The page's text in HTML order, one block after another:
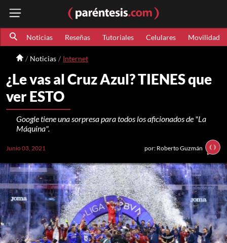
Noticias Reseñas Tutoriales Celulares Movilidad
Noticias Internet
¿Le vas al Cruz Azul? TIENES que
ver ESTO
Google tiene una sorpresa para todos los aficionados de "La
Máquina".
Junio 03, 2021 por: Roberto Guzmán